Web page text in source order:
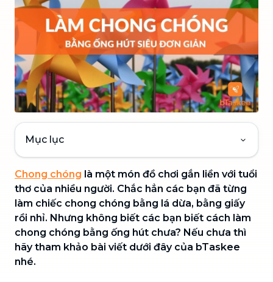
Mục lục
Chong chóng là một món đồ chơi gắn liền với tuổi
thơ của nhiều người. Chắc hẳn các bạn đã từng
làm chiếc chong chóng bằng lá dừa, bằng giấy
rồi nhỉ. Nhưng không biết các bạn biết cách làm
chong chóng bằng ống hút chưa? Nếu chưa thì
hãy tham khảo bài viết dưới đây của bTaskee
nhé.